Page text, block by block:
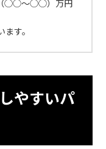
（◯◯〜◯◯）万円
す。
やすいパ